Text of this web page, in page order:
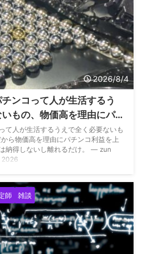
2026/8/4
ンコって人が生活するう
もの、物価高を理由にパ
させてもお客さんは納得
け」
て人が生活するうえで全く必要ないも
から物価高を理由にパチンコ利益を上
納得しないし離れるだけ。 — zun
2026
師 雑談